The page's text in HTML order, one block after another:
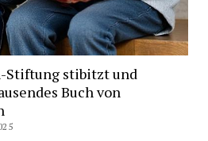
Stiftung stibitzt und
Buch von